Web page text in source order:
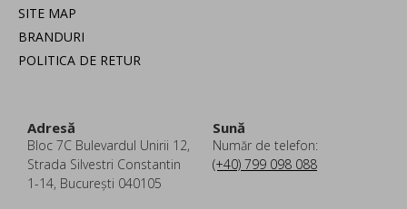
SITE MAP
BRANDURI
POLITICA DE RETUR
Adresă
Bloc 7C Bulevardul Unirii 12,
Strada Silvestri Constantin
1-14, București 040105
Sună
Număr de telefon:
(+40) 799 098 088